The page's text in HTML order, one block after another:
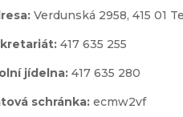
Verdunská 2958,415 01
417 635 255
jídelna:417 635 280
schránka: ecmw2vf